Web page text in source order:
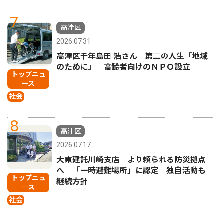
7
トップニュ
ース
社会
高津区
2026.07.31
高津区千年島田 浩さん 第二の人生「地域
のために」 高齢者向けのＮＰＯ設立
8
トップニュ
ース
社会
高津区
2026.07.17
大東建託川崎支店 より頼られる防災拠点
へ 「一時避難場所」に認定 独自活動も
継続方針